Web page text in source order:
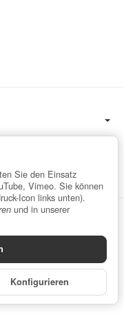
zzgl.Versand
Sie den Einsatz
Vimeo. Sie können
Icon links unten).
und in unserer
Konfigurieren